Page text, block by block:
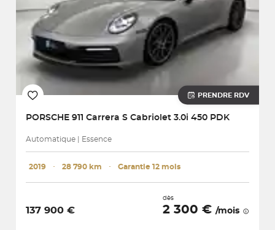
PRENDRE RDV
PORSCHE 911 Carrera S Cabriolet 3.0i 450 PDK
Automatique | Essence
2019 ･ 28 790 km ･ Garantie 12 mois
137 900 €
dès
2 300 € /mois